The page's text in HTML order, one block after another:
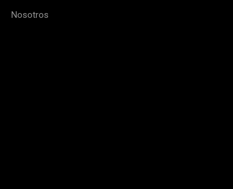
Nosotros